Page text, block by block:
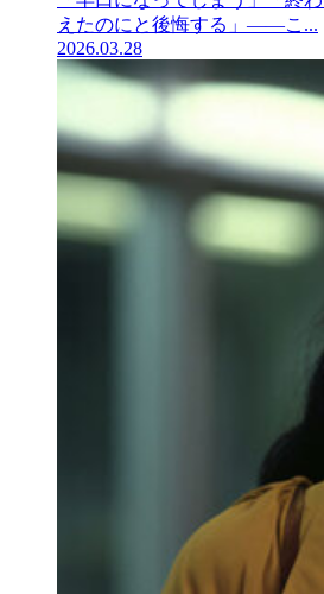
えたのにと後悔する」——こ...
2026.03.28